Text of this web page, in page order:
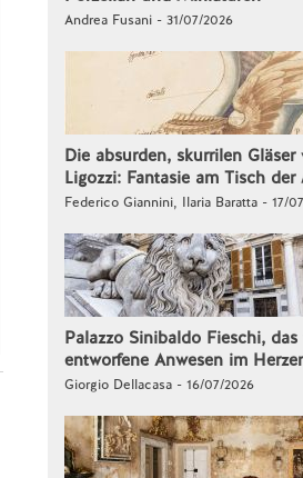
Andrea Fusani - 31/07/2026
Die absurden, skurrilen
Ligozzi: Fantasie am Tisch
Federico Giannini, Ilaria Baratta - 17/
Palazzo Sinibaldo Fieschi,
entworfene Anwesen im
Giorgio Dellacasa - 16/07/2026